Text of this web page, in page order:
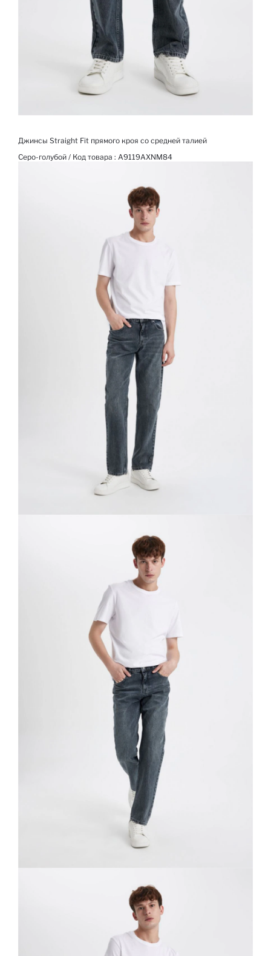
Джинсы Straight Fit прямого кроя со средней талией
Серо-голубой / Код товара : A9119AXNM84